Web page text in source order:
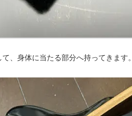
、身体に当たる部分へ持ってきます。